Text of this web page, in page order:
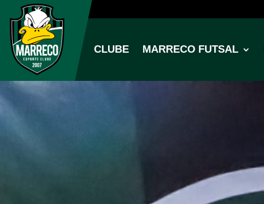
CLUBE MARRECO FUTSAL